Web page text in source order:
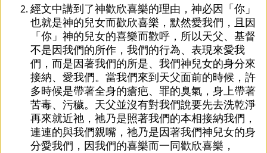
經文中講到了神歡欣喜樂的理由，神必因「你」
也就是神的兒女而歡欣喜樂，默然愛我們，且因
「你」神的兒女的喜樂而歡呼，所以天父、基督
不是因我們的所作，我們的行為、表現來愛我
們，而是因著我們的所是、我們神兒女的身分來
接納、愛我們。當我們來到天父面前的時候，許
多時候是帶著全身的瘡疤、罪的臭氣，身上帶著
苦毒、污穢。天父並沒有對我們說要先去洗乾淨
再來就近祂，祂乃是照著我們的本相接納我們，
連連的與我們親嘴，祂乃是因著我們神兒女的身
分愛我們，因我們的喜樂而一同歡欣喜樂，